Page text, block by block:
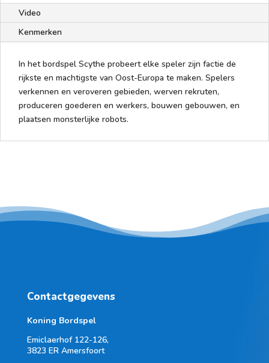
Video
Kenmerken
In het bordspel Scythe probeert elke speler zijn factie de
rijkste en machtigste van Oost-Europa te maken. Spelers
verkennen en veroveren gebieden, werven rekruten,
produceren goederen en werkers, bouwen gebouwen, en
plaatsen monsterlijke robots.
Contactgegevens
Koning Bordspel
Emiclaerhof 122-126,
3823 ER Amersfoort